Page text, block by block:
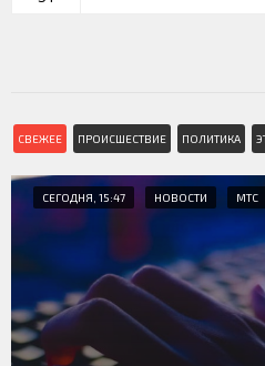
СВЕЖЕЕ ПРОИСШЕСТВИЕ ПОЛИТИКА
СЕГОДНЯ, 15:47 НОВОСТИ МТС